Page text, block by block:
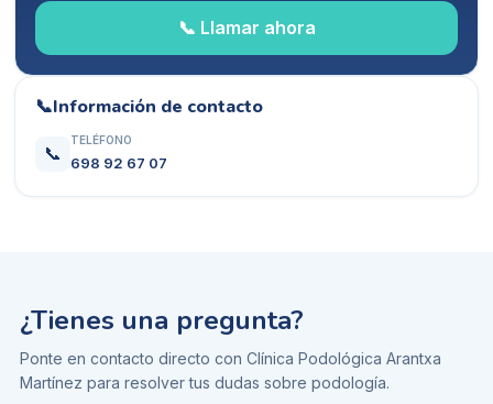
📞 Llamar ahora
📞Información de contacto
📞
TELÉFONO
698 92 67 07
¿Tienes una pregunta?
Ponte en contacto directo con Clínica Podológica Arantxa
Martínez para resolver tus dudas sobre podología.